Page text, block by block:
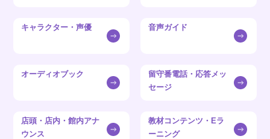
キャラクター・声優 音声ガイド
オーディオブック
留守番電話・応答メッ
セージ
店頭・店内・館内アナ
ウンス
教材コンテンツ・Eラ
ーニング